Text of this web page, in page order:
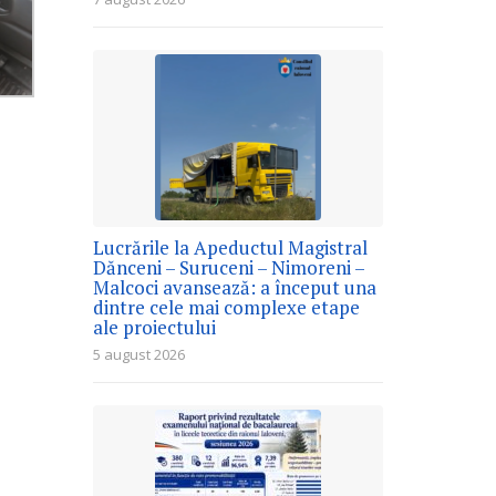
Lucrările la Apeductul Magistral
Dănceni – Suruceni – Nimoreni –
Malcoci avansează: a început una
dintre cele mai complexe etape
ale proiectului
5 august 2026